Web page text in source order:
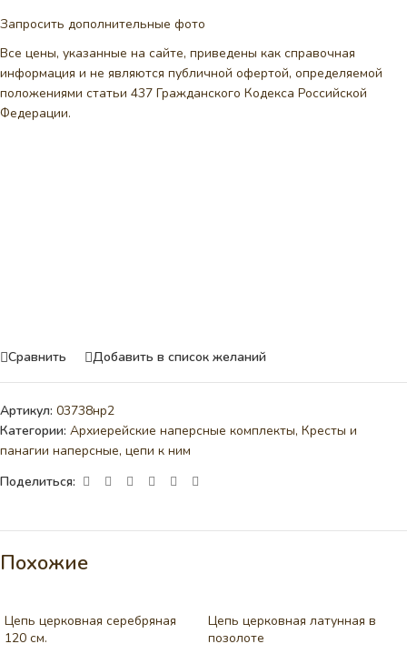
Запросить дополнительные фото
Все цены, указанные на сайте, приведены как справочная
информация и не являются публичной офертой, определяемой
положениями статьи 437 Гражданского Кодекса Российской
Федерации.
Сравнить Добавить в список желаний
Артикул: 03738нр2
Категории: Архиерейские наперсные комплекты, Кресты и
панагии наперсные, цепи к ним
Поделиться:
Похожие
Цепь церковная серебряная
120 см.
Цепь церковная латунная в
позолоте